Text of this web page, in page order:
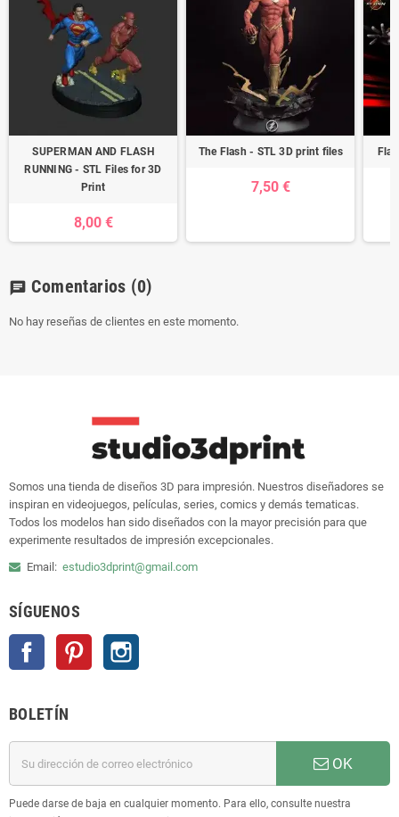
SUPERMAN AND FLASH
RUNNING - STL Files for 3D
Print
8,00 €
The Flash - STL 3D print files
7,50 €
chat Comentarios (0)
No hay reseñas de clientes en este momento.
Somos una tienda de diseños 3D para impresión. Nuestros diseñadores se
inspiran en videojuegos, películas, series, comics y demás tematicas.
Todos los modelos han sido diseñados con la mayor precisión para que
experimente resultados de impresión excepcionales.
Email: estudio3dprint@gmail.com
SÍGUENOS
Facebook Pinterest
BOLETÍN
OK
Puede darse de baja en cualquier momento. Para ello, consulte nuestra